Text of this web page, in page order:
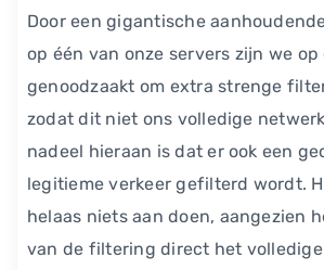
Door een gigantische
op één van onze servers zijn we
genoodzaakt om extra strenge
zodat dit niet ons volledige
nadeel hieraan is dat er ook een
legitieme verkeer gefilterd wordt.
helaas niets aan doen, aangezien
van de filtering direct het